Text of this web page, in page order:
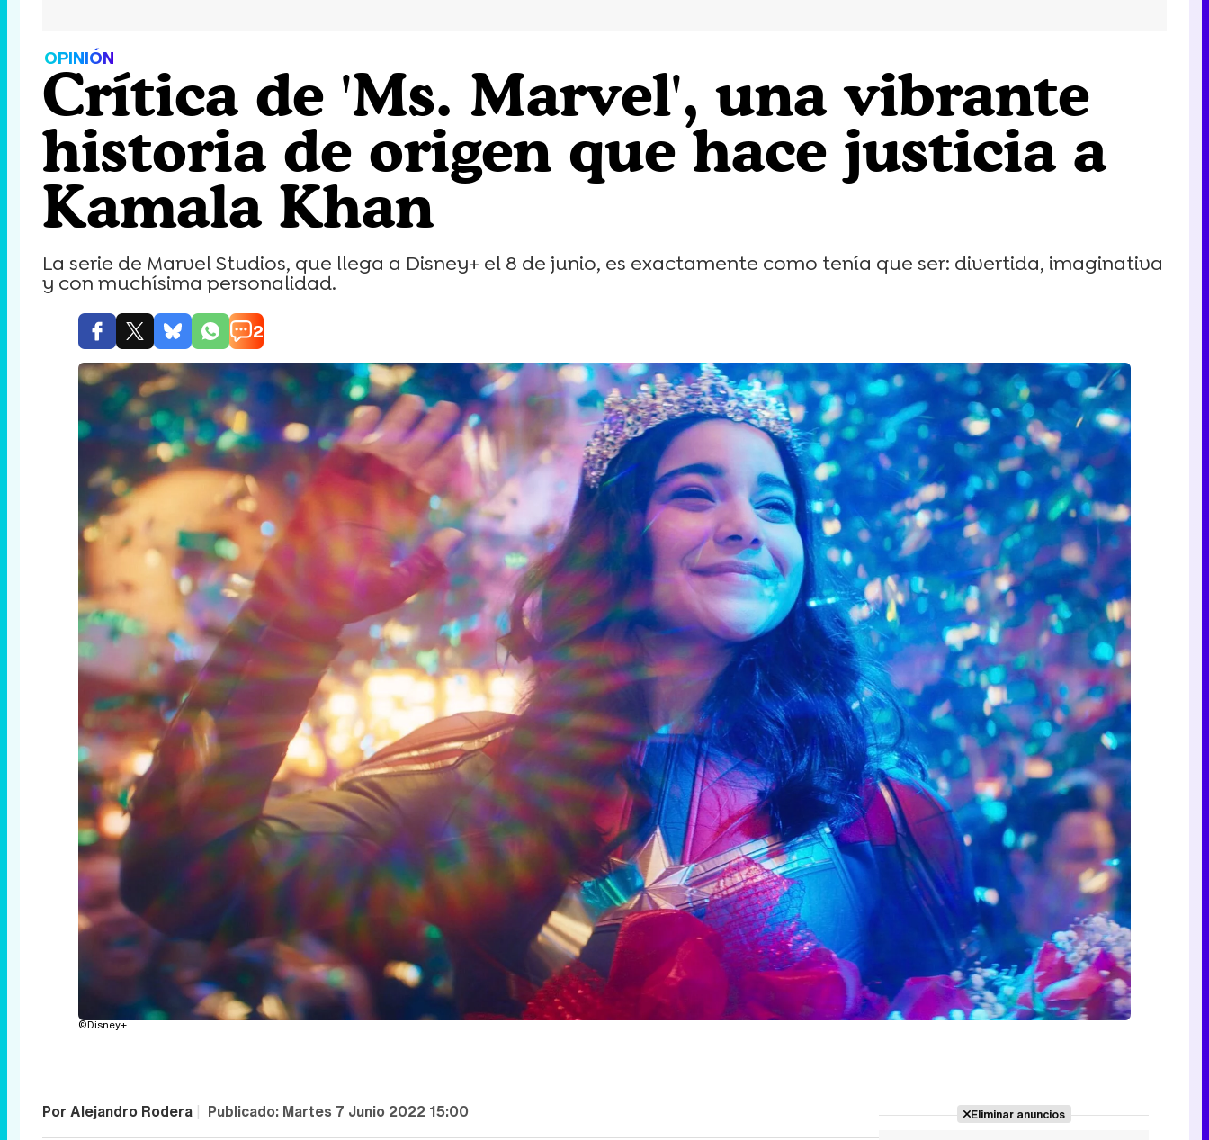
OPINIÓN
Crítica de 'Ms. Marvel', una vibrante
historia de origen que hace justicia a
Kamala Khan
La serie de Marvel Studios, que llega a Disney+ el 8 de junio, es exactamente como tenía que ser: divertida, imaginativa
y con muchísima personalidad.
2
©Disney+
Por Alejandro Rodera | Publicado: Martes 7 Junio 2022 15:00 Eliminar anuncios